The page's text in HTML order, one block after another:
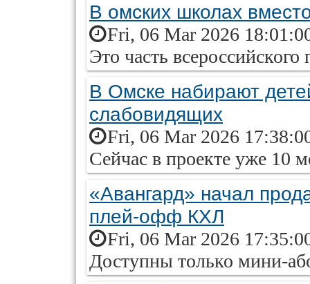
В омских школах
Fri, 06 Mar 2026
Это часть всероссийского
В Омске набирают
слабовидящих
Fri, 06 Mar 2026
Сейчас в проекте уже 10
«Авангард» начал
плей-офф КХЛ
Fri, 06 Mar 2026
Доступны только мини-